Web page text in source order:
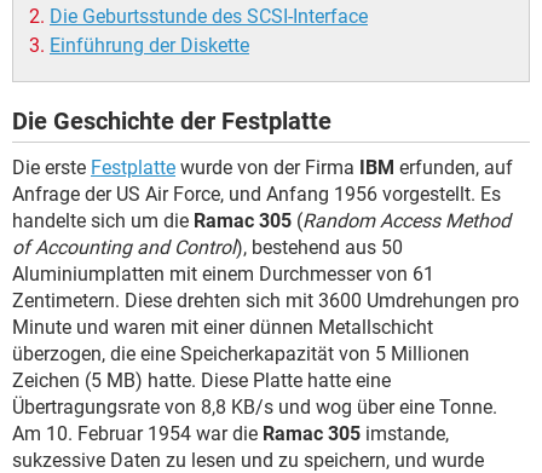
Die Geburtsstunde des SCSI-Interface
Einführung der Diskette
Die Geschichte der Festplatte
Die erste Festplatte wurde von der Firma IBM erfunden, auf
Anfrage der US Air Force, und Anfang 1956 vorgestellt. Es
handelte sich um die Ramac 305 (Random Access Method
of Accounting and Control), bestehend aus 50
Aluminiumplatten mit einem Durchmesser von 61
Zentimetern. Diese drehten sich mit 3600 Umdrehungen pro
Minute und waren mit einer dünnen Metallschicht
überzogen, die eine Speicherkapazität von 5 Millionen
Zeichen (5 MB) hatte. Diese Platte hatte eine
Übertragungsrate von 8,8 KB/s und wog über eine Tonne.
Am 10. Februar 1954 war die Ramac 305 imstande,
sukzessive Daten zu lesen und zu speichern, und wurde